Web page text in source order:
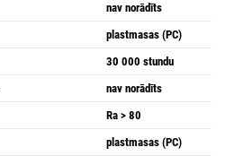
nav norādīts
plastmasas (PC)
30 000 stundu
nav norādīts
Ra > 80
plastmasas (PC)